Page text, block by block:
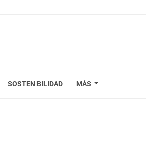
SOSTENIBILIDAD MÁS